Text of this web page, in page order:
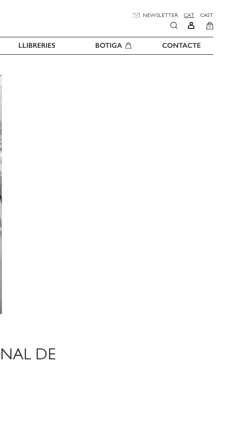
NEWSLETTER CAT CAST
0
LLIBRERIES BOTIGA CONTACTE
DE